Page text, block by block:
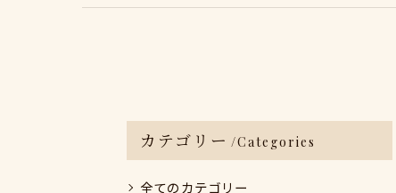
カテゴリー Categories
全てのカテゴリー